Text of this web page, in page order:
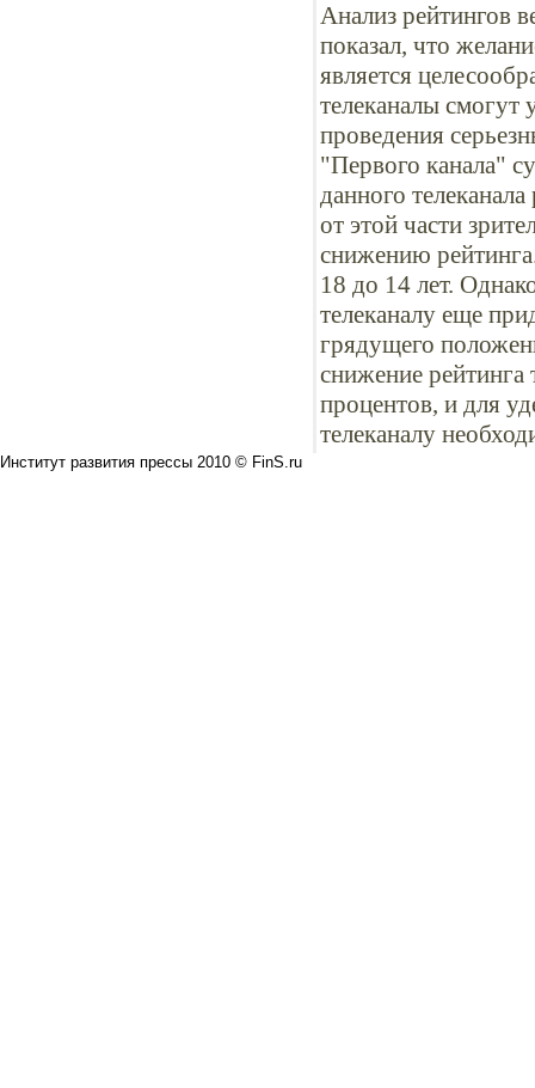
Анализ рейтингов
показал, что
является
телеканалы смогут
проведения
"Первого канала"
данного
от этой части
снижению
18 до 14 лет.
телеканалу еще
грядущего
снижение рейтинга
процентов, и для
телеканалу
Институт развития прессы 2010 © FinS.ru